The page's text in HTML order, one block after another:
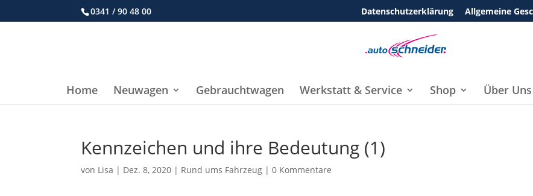
0341 / 90 48 00 Datenschutzerklärung Allgemeine
Home Neuwagen Gebrauchtwagen Werkstatt & Service Shop Über Uns
Kennzeichen und ihre Bedeutung (1)
von Lisa | Dez. 8, 2020 | Rund ums Fahrzeug |0 Kommentare